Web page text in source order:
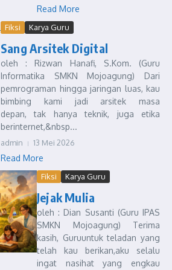
Read More
Fiksi Karya Guru
Sang Arsitek Digital
oleh : Rizwan Hanafi, S.Kom. (Guru
Informatika SMKN Mojoagung) Dari
pemrograman hingga jaringan luas, kau
bimbing kami jadi arsitek masa
depan, tak hanya teknik, juga etika
berinternet,&nbsp...
admin 13 Mei 2026
Read More
Fiksi Karya Guru
Jejak Mulia
oleh : Dian Susanti (Guru IPAS
SMKN Mojoagung) Terima
kasih, Guruuntuk teladan yang
telah kau berikan,aku selalu
ingat nasihat yang engkau